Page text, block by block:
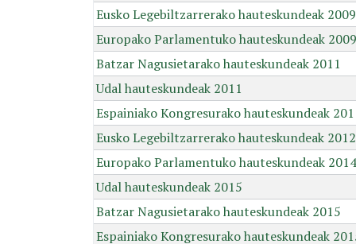
Eusko Legebiltzarrerako hauteskundeak 2009
Europako Parlamentuko hauteskundeak 2009
Batzar Nagusietarako hauteskundeak 2011
Udal hauteskundeak 2011
Espainiako Kongresurako hauteskundeak
Eusko Legebiltzarrerako hauteskundeak 2012
Europako Parlamentuko hauteskundeak 2014
Udal hauteskundeak 2015
Batzar Nagusietarako hauteskundeak 2015
Espainiako Kongresurako hauteskundeak